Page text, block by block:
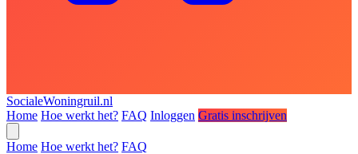
SocialeWoningruil.nl
Home Hoe werkt het? FAQ Inloggen Gratis inschrijven
Home Hoe werkt het? FAQ